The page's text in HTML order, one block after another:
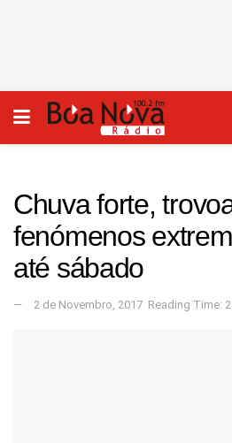
Chuva forte,
fenómenos
até sábado
2 de Novembro, 2017 Reading Time: